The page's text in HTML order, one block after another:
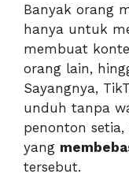
Banyak orang
hanya untuk
membuat
orang lain,
Sayangnya,
unduh tanpa
penonton
yang
tersebut.